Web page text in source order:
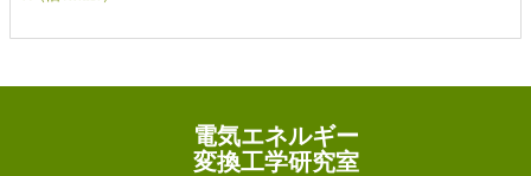
電気エネルギー
変換工学研究室